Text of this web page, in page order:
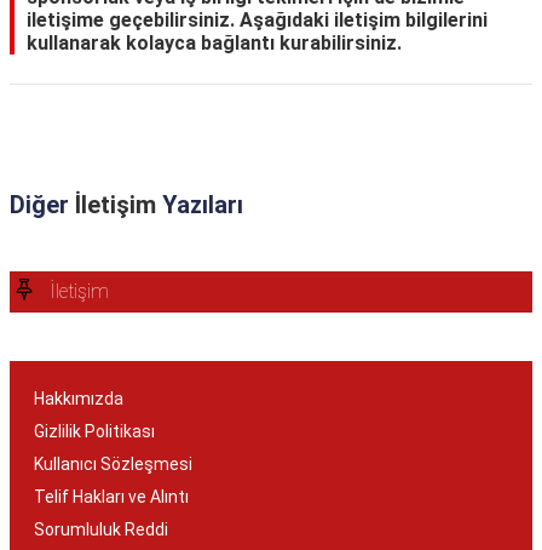
Blog
iletişime geçebilirsiniz. Aşağıdaki iletişim bilgilerini
kullanarak kolayca bağlantı kurabilirsiniz.
Diğer İletişim Yazıları
İletişim
Hakkımızda
Gizlilik Politikası
Kullanıcı Sözleşmesi
Telif Hakları ve Alıntı
Sorumluluk Reddi